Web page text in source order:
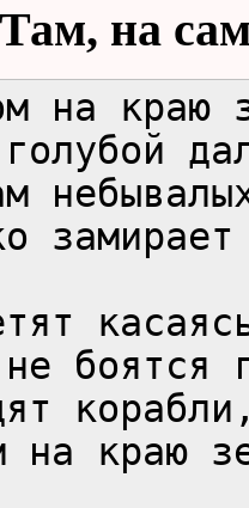
Там, на
на краю
боятся
на краю